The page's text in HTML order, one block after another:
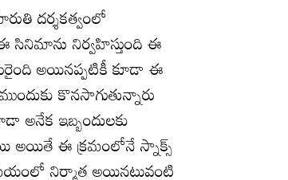
దర్శకత్వంలో
నిర్వహిస్తుంది ఈ
అయినప్పటికీ కూడా ఈ
కొనసాగుతున్నారు
ఇబ్బందులకు
అయితే ఈ క్రమంలోనే స్నాక్స్
నిర్మాత అయినటువంటి